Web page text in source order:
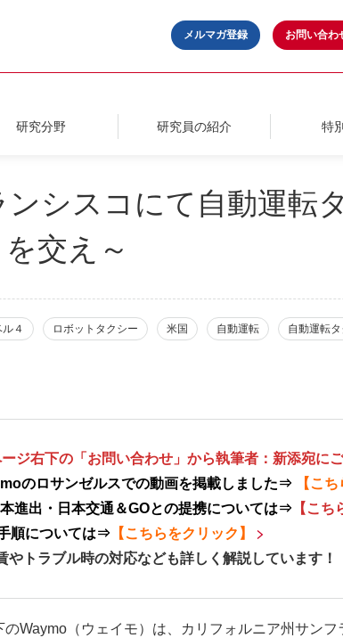
メルマガ登録 お問い合わ
研究分野 研究員の紹介 特
シスコにて自動運転
交え～
ル４ ロボットタクシー 米国 自動運転 自動運転
ジ右下の「お問い合わせ」から執筆者：新添宛に
のロサンゼルスでの動画を掲載しました⇒
【こ
本進出・日本交通＆GOとの提携については⇒ 【こち
順については⇒ 【こちらをクリック】
トラブル時の対応なども詳しく解説しています！
Waymo（ウェイモ）は、カリフォルニア州サンフ